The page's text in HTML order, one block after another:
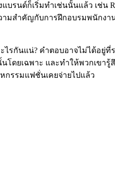
ด์ก็เริ่มทำเช่นนั้นแล้ว เช่น
มสำคัญกับการฝึกอบรมพนักง
รกันแน่? คำตอบอาจไม่ได้อยู่
ดยเฉพาะ และทำให้พวกเขา
รรมแฟชั่นเคยจ่ายไปแล้ว